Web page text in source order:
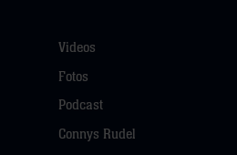
Videos
Fotos
Podcast
Connys Rudel